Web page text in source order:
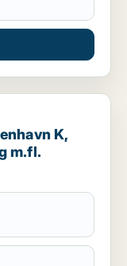
Vesterbro eller
K,
m.fl.